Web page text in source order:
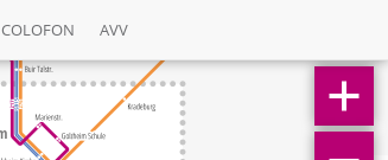
COLOFON AVV